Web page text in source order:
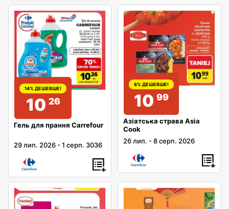
14% ДЕШЕВШЕ!
10 26
Гель для прання Carrefour
29 лип. 2026 -1 серп. 3036
8% ДЕШЕВШЕ!
10 99
Азіатська страва Asia
Cook
26 лип. -8 серп. 2026